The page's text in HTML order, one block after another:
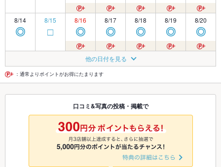
8/14
◎
8/15
□
8/16
◎
8/17
◎
8/18
◎
8/19
◎
8/20
◎
◎ ◎
8/23
◎
8/24
◎
8/25
◎ ◎ ◎
8/28 8/29 8/30
◎
8/31
◎
9/1
◎
9/2 9/3
9/6
◎
9/7
◎
9/8
◎
他の日付を見る
：通常よりポイントがお得にたまります
口コミ&写真の投稿・掲載で